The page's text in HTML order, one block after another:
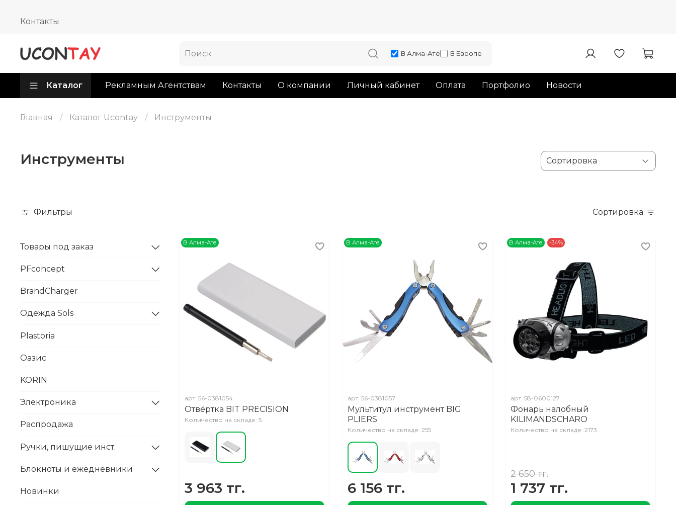
Контакты
В Алма-Ате В Европе
Каталог Рекламным Агентствам Контакты О компании Личный кабинет Оплата Портфолио Новости
Главная Каталог Ucontay Инструменты
Инструменты
Фильтры Сортировка
В Алма-Ате
арт. 56-0381054
Отвёртка BIT PRECISION
Количество на складе: 5
3 963 тг.
В Алма-Ате
арт. 56-0381057
Мультитул инструмент BIG
PLIERS
Количество на складе: 255
6 156 тг.
В Алма-Ате -34%
арт. 58-0600127
Фонарь налобный
KILIMANDSCHARO
Количество на складе: 2173
2 650 тг.
1 737 тг.
Товары под заказ
PFconcept
BrandCharger
Одежда Sols
Plastoria
Оазис
KORIN
Электроника
Распродажа
Ручки, пишущие инст.
Блокноты и ежедневники
Новинки